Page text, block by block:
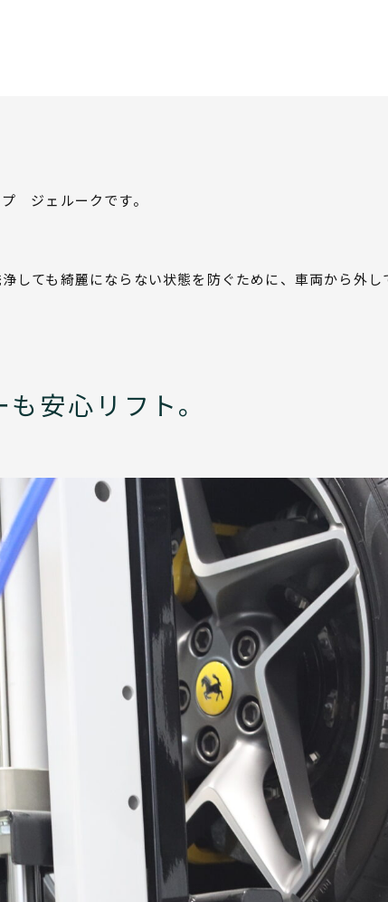
ジェルークです。
しても綺麗にならない状態を防ぐために、車両から外し
安心リフト。